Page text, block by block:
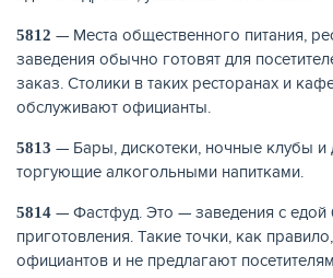
НАКОПЛЕНИЯ
5812 — Места общественного питания,
заведения обычно готовят для
заказ. Столики в таких ресторанах и
обслуживают официанты.
5813 — Бары, дискотеки, ночные клубы и
торгующие алкогольными напитками.
5814 — Фастфуд. Это — заведения с едой
приготовления. Такие точки, как
официантов и не предлагают